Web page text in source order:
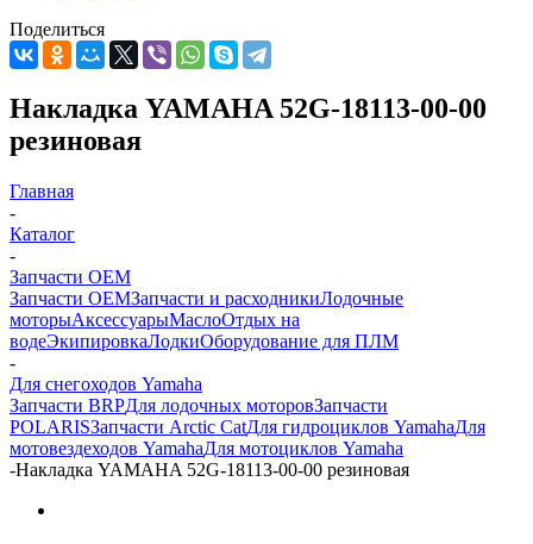
Поделиться
Накладка YAMAHA 52G-18113-00-00
резиновая
Главная
-
Каталог
-
Запчасти OEM
Запчасти OEMЗапчасти и расходникиЛодочные
моторыАксессуарыМаслоОтдых на
водеЭкипировкаЛодкиОборудование для ПЛМ
-
Для снегоходов Yamaha
Запчасти BRPДля лодочных моторовЗапчасти
POLARISЗапчасти Arctic CatДля гидроциклов YamahaДля
мотовездеходов YamahaДля мотоциклов Yamaha
-Накладка YAMAHA 52G-18113-00-00 резиновая